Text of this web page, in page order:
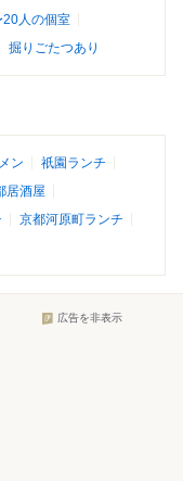
20人の個室
掘りごたつあり
ン
祇園ランチ
居酒屋
京都河原町ランチ
広告を非表示